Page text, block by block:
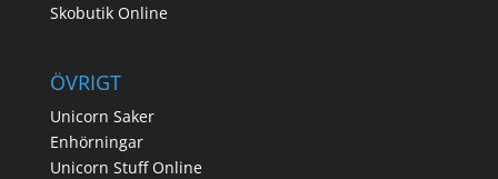
Skobutik Online
ÖVRIGT
Unicorn Saker
Enhörningar
Unicorn Stuff Online